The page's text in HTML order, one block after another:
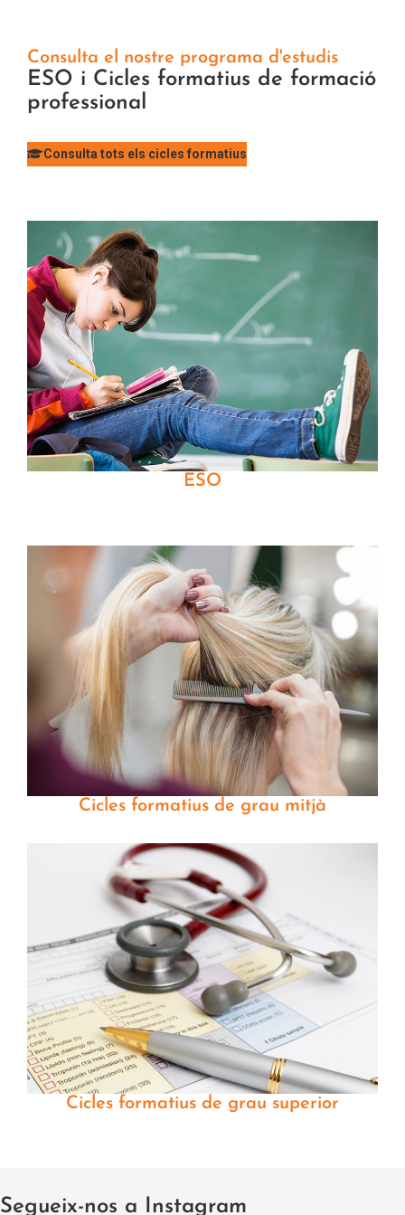
Consulta el nostre programa d'estudis
ESO i Cicles formatius de formació
professional
Consulta tots els cicles formatius
ESO
Cicles formatius de grau mitjà
Cicles formatius de grau superior
Segueix-nos a Instagram